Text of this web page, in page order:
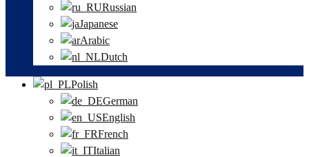
Russian
Japanese
Arabic
Dutch
Polish
German
English
French
Italian